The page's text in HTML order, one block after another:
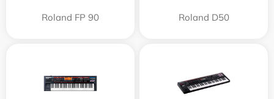
Roland FP 90 Roland D50